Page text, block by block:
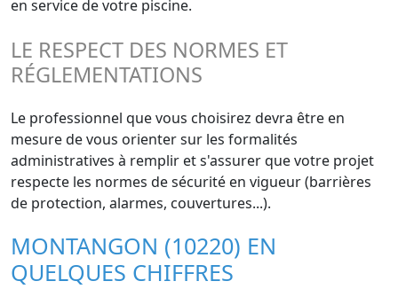
en service de votre piscine.
LE RESPECT DES NORMES ET
RÉGLEMENTATIONS
Le professionnel que vous choisirez devra être en
mesure de vous orienter sur les formalités
administratives à remplir et s'assurer que votre projet
respecte les normes de sécurité en vigueur (barrières
de protection, alarmes, couvertures...).
MONTANGON (10220) EN
QUELQUES CHIFFRES